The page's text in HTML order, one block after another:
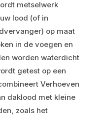
metselwerk
lood (of in
op maat
in de voegen en
worden waterdicht
getest op een
Verhoeven
daklood met kleine
zoals het